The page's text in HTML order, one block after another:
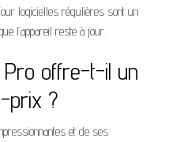
logicielles régulières sont un
l’appareil reste à jour.
Pro offre-t-il un
prix ?
et de ses